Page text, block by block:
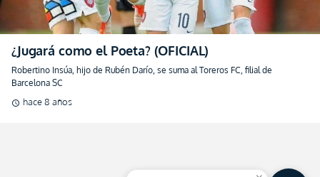
¿Jugará como el Poeta? (OFICIAL)
Robertino Insúa, hijo de Rubén Darío, se suma al Toreros FC, filial de
Barcelona SC
schedule hace 8 años